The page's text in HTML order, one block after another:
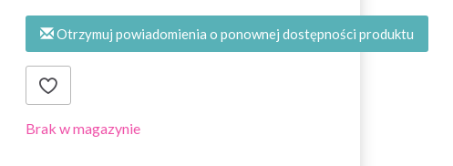
Otrzymuj powiadomienia o ponownej dostępności produktu
Brak w magazynie